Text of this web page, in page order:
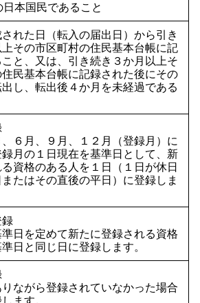
本国民であること
れた日（転入の届出日）から引き
その市区町村の住民基本台帳に記
と、又は、引き続き３か月以上そ
民基本台帳に記録された後にその
し、転出後４か月を未経過である
６月、９月、１２月（登録月）に
月の１日現在を基準日として、新
資格のある人を１日（１日が休日
たはその直後の平日）に登録しま
日を定めて新たに登録される資格
日と同じ日に登録します。
ながら登録されていなかった場合
ます。